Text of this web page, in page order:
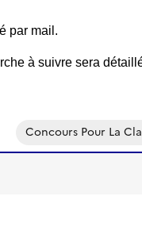
par mail.
à suivre sera
Concours Pour La